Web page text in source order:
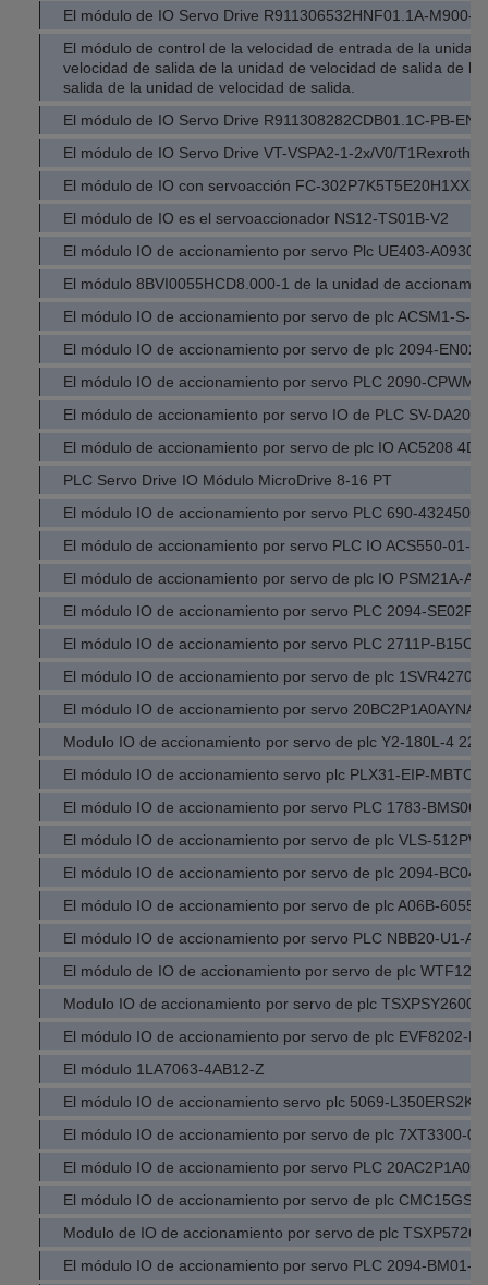
El módulo de IO Servo Drive R911306532HNF01.1A-M900-
El módulo de control de la velocidad de entrada de la
velocidad de salida de la unidad de velocidad de salida de la
salida de la unidad de velocidad de salida.
El módulo de IO Servo Drive R911308282CDB01.1C-PB-
El módulo de IO Servo Drive VT-VSPA2-1-2x/V0/
El módulo de IO con servoacción FC-
El módulo de IO es el servoaccionador NS12-TS01B-V2
El módulo IO de accionamiento por servo Plc UE403-A0930
El módulo 8BVI0055HCD8.000-1 de la unidad de
El módulo IO de accionamiento por servo de plc ACSM1-S-
El módulo IO de accionamiento por servo de plc 2094-
El módulo IO de accionamiento por servo PLC 2090-
El módulo de accionamiento por servo IO de PLC SV-
El módulo de accionamiento por servo de plc IO AC5208
PLC Servo Drive IO Módulo MicroDrive 8-16 PT
El módulo IO de accionamiento por servo PLC 690-
El módulo de accionamiento por servo PLC IO ACS550-01-
El módulo de accionamiento por servo de plc IO PSM21A-
El módulo IO de accionamiento por servo PLC 2094-SE02F-
El módulo IO de accionamiento por servo PLC 2711P-
El módulo IO de accionamiento por servo de plc
El módulo IO de accionamiento por servo
Modulo IO de accionamiento por servo de plc Y2-180L-4
El módulo IO de accionamiento servo plc PLX31-EIP-MBTCP
El módulo IO de accionamiento por servo PLC 1783-
El módulo IO de accionamiento por servo de plc VLS-
El módulo IO de accionamiento por servo de plc 2094-BC04-
El módulo IO de accionamiento por servo de plc A06B-6055-
El módulo IO de accionamiento por servo PLC NBB20-U1-A2
El módulo de IO de accionamiento por servo de plc WTF12-
Modulo IO de accionamiento por servo de plc TSXPSY2600M
El módulo IO de accionamiento por servo de plc EVF8202-E-
El módulo 1LA7063-4AB12-Z
El módulo IO de accionamiento servo plc 5069-L350ERS2K
El módulo IO de accionamiento por servo de plc 7XT3300-
El módulo IO de accionamiento por servo PLC
El módulo IO de accionamiento por servo de plc
Modulo de IO de accionamiento por servo de plc
El módulo IO de accionamiento por servo PLC 2094-BM01-M